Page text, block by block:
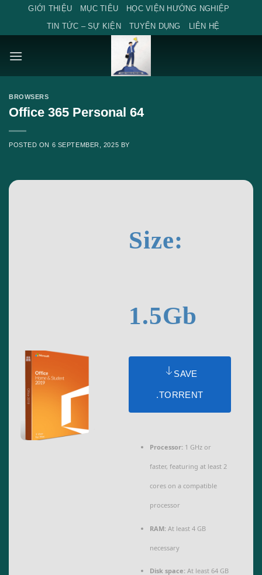
content
GIỚI THIỆU MỤC TIÊU
HỌC VIỆN HƯỚNG NGHIỆP
TIN TỨC – SỰ KIỆN
TUYỂN DỤNG LIÊN HỆ
BROWSERS
Office 365 Personal 64
POSTED ON 6 SEPTEMBER, 2025 BY
Size:
1.5Gb
SAVE
.TORRENT
Processor: 1 GHz or
faster, featuring at least 2
cores on a compatible
processor
RAM: At least 4 GB
necessary
Disk space: At least 64 GB